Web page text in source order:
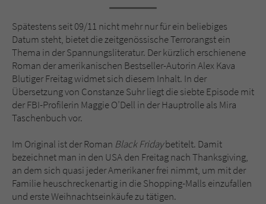
Spätestens seit 09/11 nicht mehr nur für ein beliebiges
Datum steht, bietet die zeitgenössische Terrorangst ein
Thema in der Spannungsliteratur. Der kürzlich erschienene
Roman der amerikanischen Bestseller-Autorin Alex Kava
Blutiger Freitag widmet sich diesem Inhalt. In der
Übersetzung von Constanze Suhr liegt die siebte Episode mit
der FBI-Profilerin Maggie O’Dell in der Hauptrolle als Mira
Taschenbuch vor.
Im Original ist der Roman Black Fridaybetitelt. Damit
bezeichnet man in den USA den Freitag nach Thanksgiving,
an dem sich quasi jeder Amerikaner frei nimmt, um mit der
Familie heuschreckenartig in die Shopping-Malls einzufallen
und erste Weihnachtseinkäufe zu tätigen.
Zweck
Dieses Cookie gewährleistet die
Kommunikation der Webseite mit dem
Benutzer. Es wird benötigt um z. B. den
Sicherheitscode des Kontaktformulars zu
überprüfen.